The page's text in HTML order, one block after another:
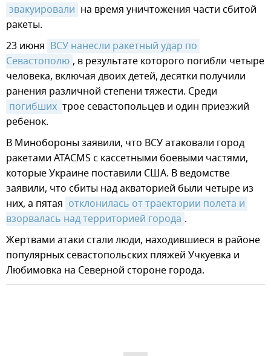
эвакуировали на время уничтожения части сбитой
ракеты.
23 июня ВСУ нанесли ракетный удар по
Севастополю , в результате которого погибли четыре
человека, включая двоих детей, десятки получили
ранения различной степени тяжести. Среди
погибших трое севастопольцев и один приезжий
ребенок.
В Минобороны заявили, что ВСУ атаковали город
ракетами ATACMS с кассетными боевыми частями,
которые Украине поставили США. В ведомстве
заявили, что сбиты над акваторией были четыре из
них, а пятая отклонилась от траектории полета и
взорвалась над территорией города .
Жертвами атаки стали люди, находившиеся в районе
популярных севастопольских пляжей Учкуевка и
Любимовка на Северной стороне города.